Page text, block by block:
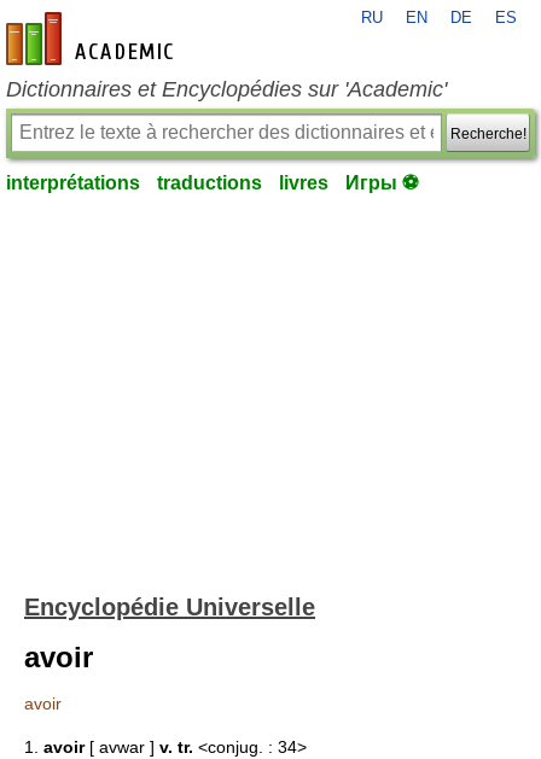
fr-academic.com
RU EN DE ES
Dictionnaires et Encyclopédies sur 'Academic'
Recherche!
interprétations traductions livres Игры ⚽
Encyclopédie Universelle
avoir
avoir
1. avoir[ avwar ] v. tr. <conjug. : 34>